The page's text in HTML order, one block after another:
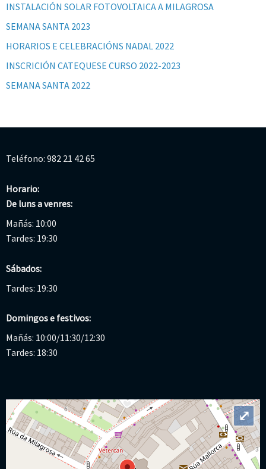
INSTALACIÓN SOLAR FOTOVOLTAICA A MILAGROSA
SEMANA SANTA 2023
HORARIOS E CELEBRACIÓNS NADAL 2022
INSCRICIÓN CATEQUESE CURSO 2022-2023
SEMANA SANTA 2022
Teléfono: 982 21 42 65
Horario:
De luns a venres:
Mañás: 10:00
Tardes: 19:30
Sábados:
Tardes: 19:30
Domingos e festivos:
Mañás: 10:00/11:30/12:30
Tardes: 18:30
⤢